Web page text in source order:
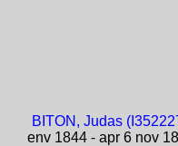
BITON, Judas
env 1844 - apr 6 nov